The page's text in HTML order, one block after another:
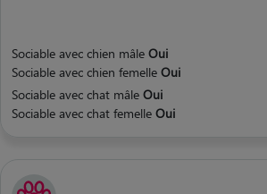
Sociable avec chien mâle Oui
Sociable avec chien femelle Oui
Sociable avec chat mâle Oui
Sociable avec chat femelle Oui